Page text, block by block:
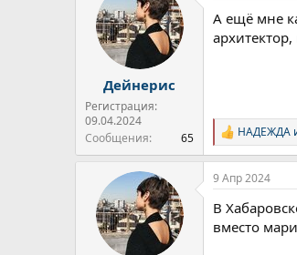
и
и
:
Дейнерис
Регистрация:
09.04.2024
Сообщения
65
А ещё мне
Р
е
а
к
и
и
НАДЕЖДА
9 Апр 2024
В
вместо